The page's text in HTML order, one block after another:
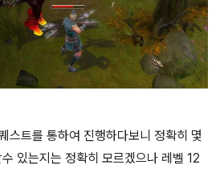
스트를 통하여 진행하다보니 정확히 몇
있는지는 정확히 모르겠으나 레벨 12